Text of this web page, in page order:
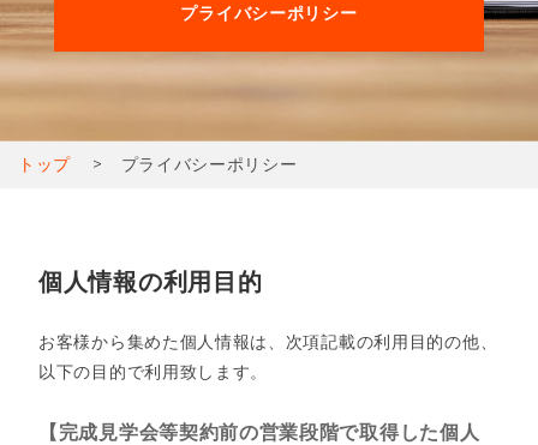
プライバシーポリシー
トップ プライバシーポリシー
個人情報の利用目的
お客様から集めた個人情報は、次項記載の利用目的の他、
以下の目的で利用致します。
【完成見学会等契約前の営業段階で取得した個人